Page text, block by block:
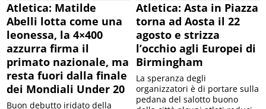
Atletica: Matilde
Abelli lotta come una
leonessa, la 4×400
azzurra firma il
primato nazionale, ma
resta fuori dalla finale
dei Mondiali Under 20
Buon debutto iridato della
Atletica: Asta in Piazza
torna ad Aosta il 22
agosto e strizza
l’occhio agli Europei di
Birmingham
La speranza degli
organizzatori è di portare sulla
pedana del salotto buono